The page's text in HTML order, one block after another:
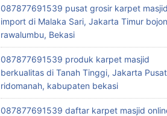
087877691539 pusat grosir karpet masjid
import di Malaka Sari, Jakarta Timur
rawalumbu, Bekasi
087877691539 produk karpet masjid
berkualitas di Tanah Tinggi, Jakarta Pusat
ridomanah, kabupaten bekasi
087877691539 daftar karpet masjid